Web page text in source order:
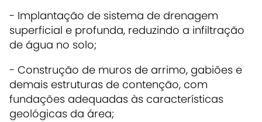
- Implantação de sistema de drenagem
superficial e profunda, reduzindo a infiltração
de água no solo;
- Construção de muros de arrimo, gabiões e
demais estruturas de contenção, com
fundações adequadas às características
geológicas da área;